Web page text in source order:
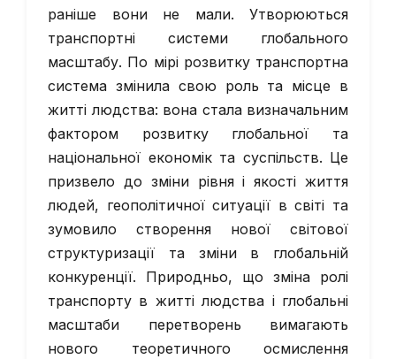
раніше вони не мали. Утворюються
транспортні системи глобального
масштабу. По мірі розвитку транспортна
система змінила свою роль та місце в
житті людства: вона стала визначальним
фактором розвитку глобальної та
національної економік та суспільств. Це
призвело до зміни рівня і якості життя
людей, геополітичної ситуації в світі та
зумовило створення нової світової
структуризації та зміни в глобальній
конкуренції. Природньо, що зміна ролі
транспорту в житті людства і глобальні
масштаби перетворень вимагають
нового теоретичного осмислення